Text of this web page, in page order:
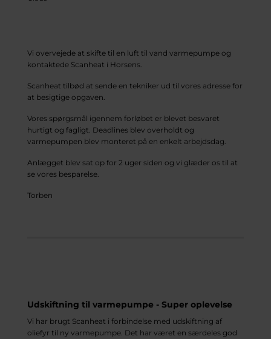
Vi overvejede at skifte til en luft til vand varmepumpe og
kontaktede Scanheat i Horsens.
Scanheat tilbød at sende en tekniker ud til vores adresse for
at besigtige opgaven.
Vores spørgsmål igennem forløbet er blevet besvaret
hurtigt og fagligt. Deadlines blev overholdt og
varmepumpen blev monteret på en enkelt arbejdsdag.
Anlægget blev sat op for 2 uger siden og vi glæder os til at
se vores besparelse.
Torben
Udskiftning til varmepumpe - Super oplevelse
Vi har brugt Scanheat i forbindelse med udskiftning af
oliefyr til ny varmepumpe. Det har været en særdeles god